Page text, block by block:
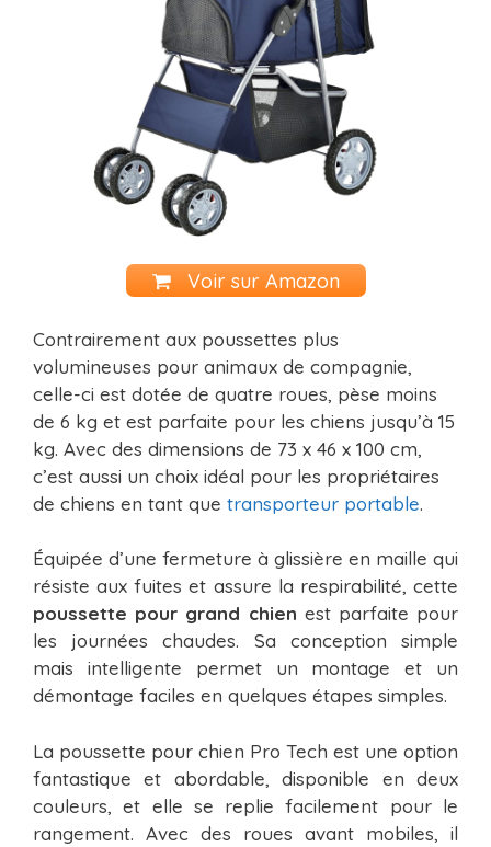
Voir sur Amazon
Contrairement aux poussettes plus
volumineuses pour animaux de compagnie,
celle-ci est dotée de quatre roues, pèse moins
de 6 kg et est parfaite pour les chiens jusqu’à 15
kg. Avec des dimensions de 73 x 46 x 100 cm,
c’est aussi un choix idéal pour les propriétaires
de chiens en tant que transporteur portable.
Équipée d’une fermeture à glissière en maille qui
résiste aux fuites et assure la respirabilité, cette
poussette pour grand chien est parfaite pour
les journées chaudes. Sa conception simple
mais intelligente permet un montage et un
démontage faciles en quelques étapes simples.
La poussette pour chien Pro Tech est une option
fantastique et abordable, disponible en deux
couleurs, et elle se replie facilement pour le
rangement. Avec des roues avant mobiles, il